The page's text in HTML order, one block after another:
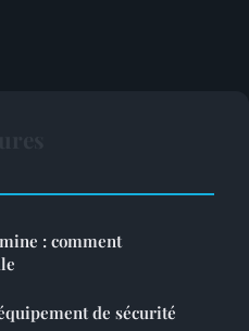
: comment
de sécurité